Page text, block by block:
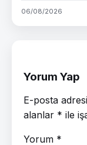
06/08/2026
Yorum Yap
E-posta
alanlar * ile
Yorum *